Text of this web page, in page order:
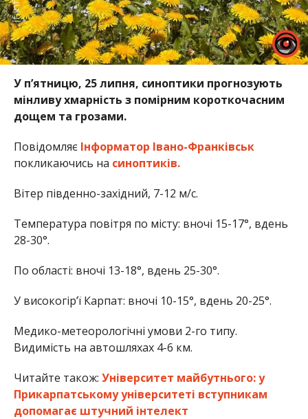
У п’ятницю, 25 липня, синоптики прогнозують
мінливу хмарність з помірним короткочасним
дощем та грозами.
ПовідомляєІнформатор Івано-Франківськ
покликаючись на синоптиків.
Вітер південно-західний, 7-12 м/с.
Температура повітря по місту: вночі 15-17°, вдень
28-30°.
По області: вночі 13-18°, вдень 25-30°.
У високогір’ї Карпат: вночі 10-15°, вдень 20-25°.
Медико-метеорологічні умови 2-го типу.
Видимість на автошляхах 4-6 км.
Читайте також: Університет майбутнього: у
Прикарпатському університеті вступникам
допомагає штучний інтелект